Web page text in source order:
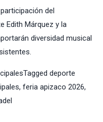
del
Edith Márquez y la
diversidad musical
Tagged deporte
, feria apizaco 2026,